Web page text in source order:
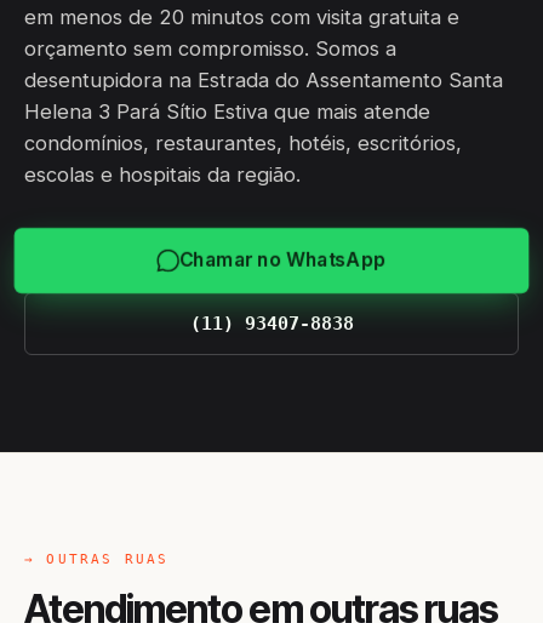
em menos de 20 minutos com visita gratuita e
orçamento sem compromisso. Somos a
desentupidora na Estrada do Assentamento Santa
Helena 3 Pará Sítio Estiva que mais atende
condomínios, restaurantes, hotéis, escritórios,
escolas e hospitais da região.
Chamar no WhatsApp
(11) 93407-8838
→ OUTRAS RUAS
Atendimento em outras ruas